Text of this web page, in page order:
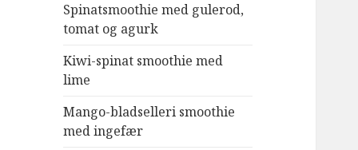
Spinatsmoothie med gulerod,
tomat og agurk
Kiwi-spinat smoothie med
lime
Mango-bladselleri smoothie
med ingefær